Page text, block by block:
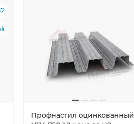
Профнастил оцинкованный